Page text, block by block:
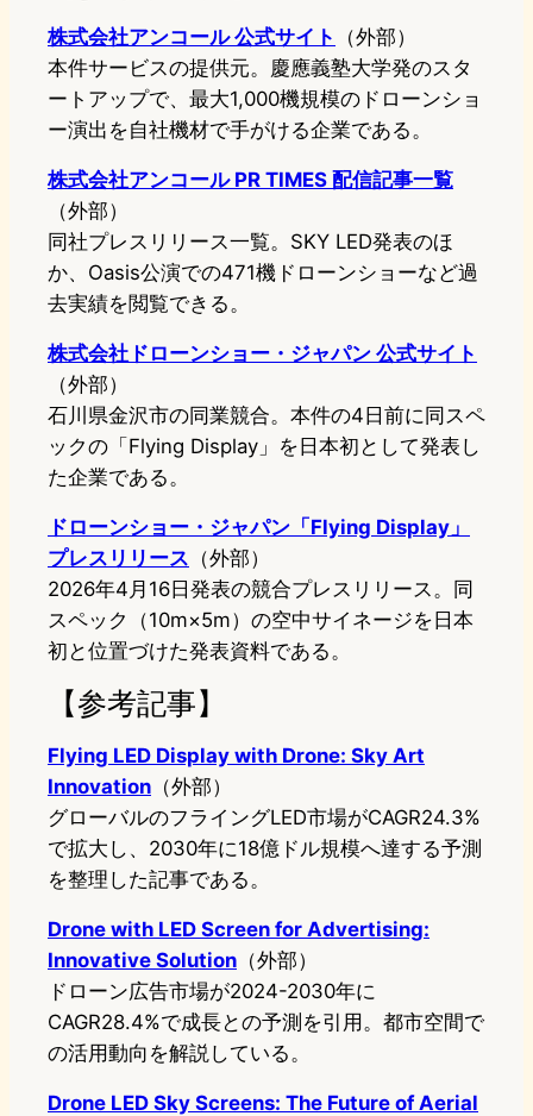
株式会社アンコール 公式サイト
（外部）
本件サービスの提供元。慶應義塾大学発のスタ
ートアップで、最大1,000機規模のドローンショ
ー演出を自社機材で手がける企業である。
株式会社アンコール PR TIMES 配信記事一覧
（外部）
同社プレスリリース一覧。SKY LED発表のほ
か、Oasis公演での471機ドローンショーなど過
去実績を閲覧できる。
株式会社ドローンショー・ジャパン 公式サイト
（外部）
石川県金沢市の同業競合。本件の4日前に同スペ
ックの「Flying Display」を日本初として発表し
た企業である。
ドローンショー・ジャパン「Flying Display」
プレスリリース （外部）
2026年4月16日発表の競合プレスリリース。同
スペック（10m×5m）の空中サイネージを日本
初と位置づけた発表資料である。
【参考記事】
Flying LED Display with Drone: Sky Art
Innovation （外部）
グローバルのフライングLED市場がCAGR24.3%
で拡大し、2030年に18億ドル規模へ達する予測
を整理した記事である。
Drone with LED Screen for Advertising:
Innovative Solution （外部）
ドローン広告市場が2024-2030年に
CAGR28.4%で成長との予測を引用。都市空間で
の活用動向を解説している。
Drone LED Sky Screens: The Future of Aerial